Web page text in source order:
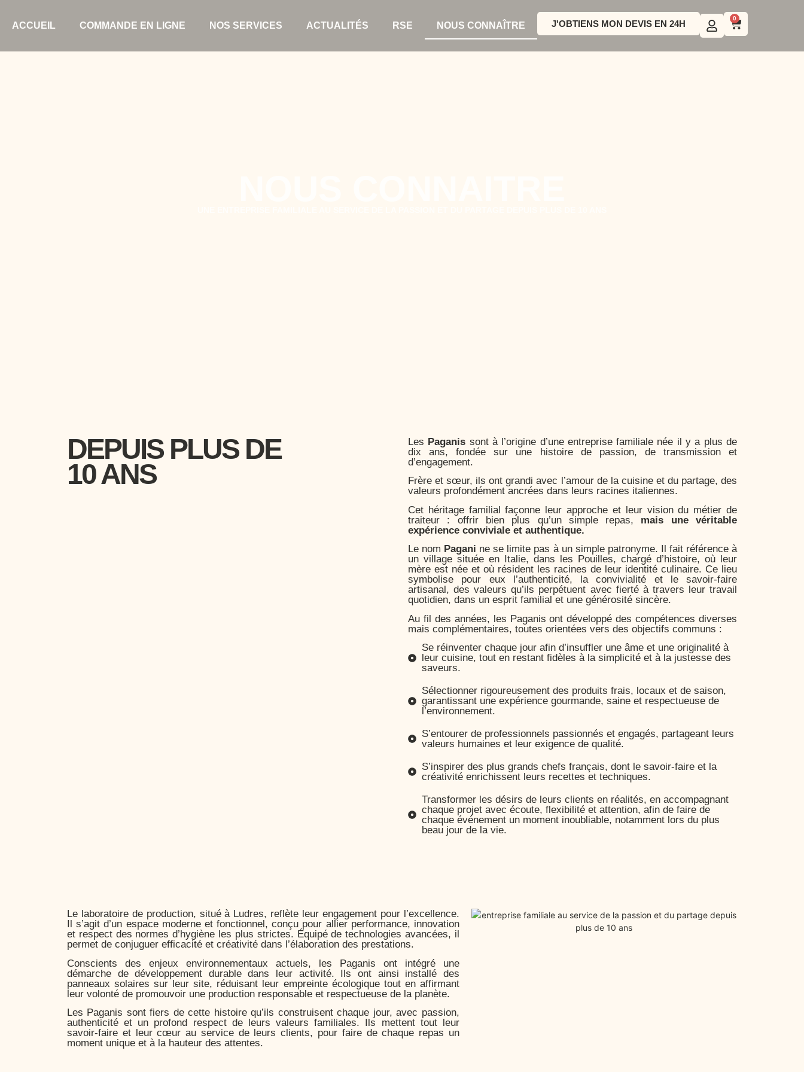
ACCUEIL COMMANDE EN LIGNE NOS SERVICES ACTUALITÉS RSE NOUS CONNAÎTRE J'OBTIENS MON DEVIS EN 24H
0
DEPUIS PLUS DE
10 ANS
Les Paganis sont à l’origine d’une entreprise familiale née il y a plus de
dix ans, fondée sur une histoire de passion, de transmission et
d’engagement.
Frère et sœur, ils ont grandi avec l’amour de la cuisine et du partage, des
valeurs profondément ancrées dans leurs racines italiennes.
Cet héritage familial façonne leur approche et leur vision du métier de
traiteur : offrir bien plus qu’un simple repas, mais une véritable
expérience conviviale et authentique.
Le nom Pagani ne se limite pas à un simple patronyme. Il fait référence à
un village située en Italie, dans les Pouilles, chargé d’histoire, où leur
mère est née et où résident les racines de leur identité culinaire. Ce lieu
symbolise pour eux l’authenticité, la convivialité et le savoir-faire
artisanal, des valeurs qu’ils perpétuent avec fierté à travers leur travail
quotidien, dans un esprit familial et une générosité sincère.
Au fil des années, les Paganis ont développé des compétences diverses
mais complémentaires, toutes orientées vers des objectifs communs :
Se réinventer chaque jour afin d’insuffler une âme et une originalité à
leur cuisine, tout en restant fidèles à la simplicité et à la justesse des
saveurs.
Sélectionner rigoureusement des produits frais, locaux et de saison,
garantissant une expérience gourmande, saine et respectueuse de
l’environnement.
S’entourer de professionnels passionnés et engagés, partageant leurs
valeurs humaines et leur exigence de qualité.
S’inspirer des plus grands chefs français, dont le savoir-faire et la
créativité enrichissent leurs recettes et techniques.
Transformer les désirs de leurs clients en réalités, en accompagnant
chaque projet avec écoute, flexibilité et attention, afin de faire de
chaque événement un moment inoubliable, notamment lors du plus
beau jour de la vie.
Le laboratoire de production, situé à Ludres, reflète leur engagement pour l’excellence.
Il s’agit d’un espace moderne et fonctionnel, conçu pour allier performance, innovation
et respect des normes d’hygiène les plus strictes. Équipé de technologies avancées, il
permet de conjuguer efficacité et créativité dans l’élaboration des prestations.
Conscients des enjeux environnementaux actuels, les Paganis ont intégré une
démarche de développement durable dans leur activité. Ils ont ainsi installé des
panneaux solaires sur leur site, réduisant leur empreinte écologique tout en affirmant
leur volonté de promouvoir une production responsable et respectueuse de la planète.
Les Paganis sont fiers de cette histoire qu’ils construisent chaque jour, avec passion,
authenticité et un profond respect de leurs valeurs familiales. Ils mettent tout leur
savoir-faire et leur cœur au service de leurs clients, pour faire de chaque repas un
moment unique et à la hauteur des attentes.